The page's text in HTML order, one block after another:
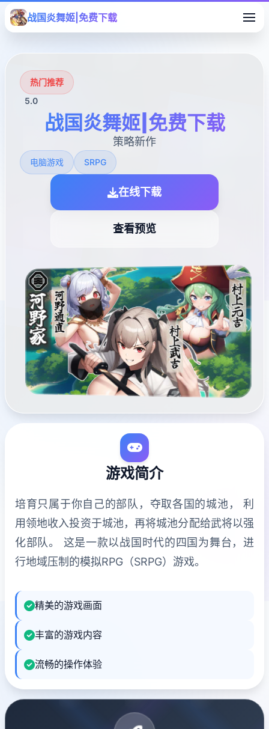
战国炎舞姬|免费下载
热门推荐
5.0
战国炎舞姬|免费下载
策略新作
电脑游戏 SRPG
在线下载
查看预览
游戏简介
培育只属于你自己的部队，夺取各国的城池， 利
用领地收入投资于城池，再将城池分配给武将以强
化部队。 这是一款以战国时代的四国为舞台，进
行地域压制的模拟RPG（SRPG）游戏。
精美的游戏画面
丰富的游戏内容
流畅的操作体验